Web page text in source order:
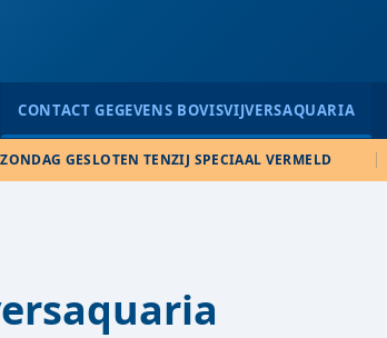
CONTACT GEGEVENS BOVISVIJVERSAQUARIA
ZONDAG GESLOTEN TENZIJ SPECIAAL VERMELD